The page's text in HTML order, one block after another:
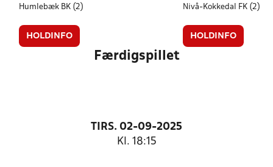
Humlebæk BK (2)
HOLDINFO
Nivå-Kokkedal FK (2)
HOLDINFO
Færdigspillet
TIRS. 02-09-2025
Kl. 18:15